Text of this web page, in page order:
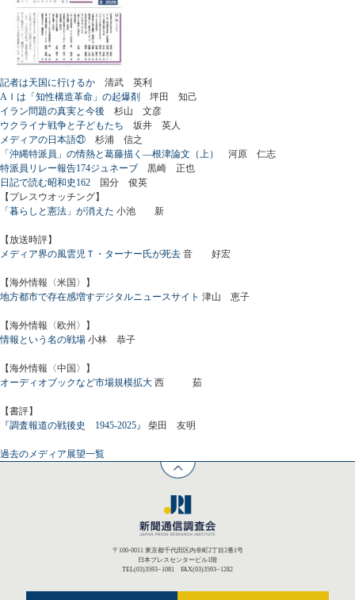
記者は天国に行けるか 清武 英利
AＩは「知性構造革命」の起爆剤 坪田 知己
イラン問題の真実と今後 杉山 文彦
ウクライナ戦争と子どもたち 坂井 英人
メディアの日本語㉑ 杉浦 信之
「沖縄特派員」の情熱と葛藤描く―根津論文（上）
河原 仁志
特派員リレー報告174ジュネーブ 黒崎 正也
日記で読む昭和史162 国分 俊英
【プレスウオッチング】
「暮らしと憲法」が消えた 小池 新
【放送時評】
メディア界の風雲児Ｔ・ターナー氏が死去 音 好宏
【海外情報〈米国〉】
地方都市で存在感増すデジタルニュースサイト 津山 恵子
【海外情報〈欧州〉】
情報という名の戦場 小林 恭子
【海外情報〈中国〉】
オーディオブックなど市場規模拡大 西 茹
【書評】
『調査報道の戦後史 1945-2025』
柴田 友明
過去のメディア展望一覧
〒100-0011 東京都千代田区内幸町2丁目2番1号
日本プレスセンタービル1階
TEL(03)3593−1081 FAX(03)3593−1282